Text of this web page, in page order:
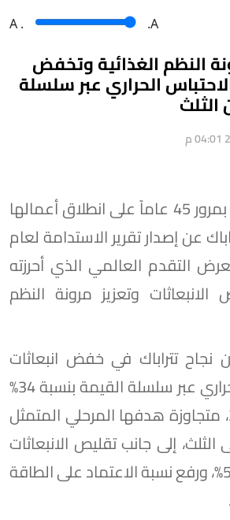
A . .A
النظم الغذائية وتخفض
الحراري عبر سلسلة
الثلث
تزامناً مع احتفالها بمرور 45 عاماً على انطلاق أعمالها
عن إصدار تقرير الاستدامة لعام
التقدم العالمي الذي أحرزته
وتعزيز مرونة النظم
تتراباك في خفض انبعاثات
غازات الاحتباس الحراري عبر سلسلة القيمة بنسبة 34%
مقارنة بعام 2019، متجاوزة هدفها المرحلي المتمثل
إلى جانب تقليص الانبعاثات
التشغيلية بنسبة 56%، ورفع نسبة الاعتماد على الطاقة